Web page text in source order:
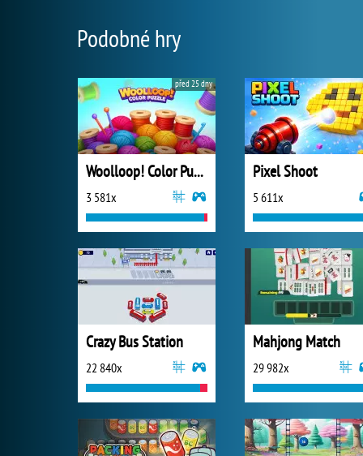
Podobné hry
Woolloop! Color Puzzle
3 581x
před 25 dny
Pixel Shoot
5 611x
Crazy Bus Station
22 840x
Mahjong Match
29 982x